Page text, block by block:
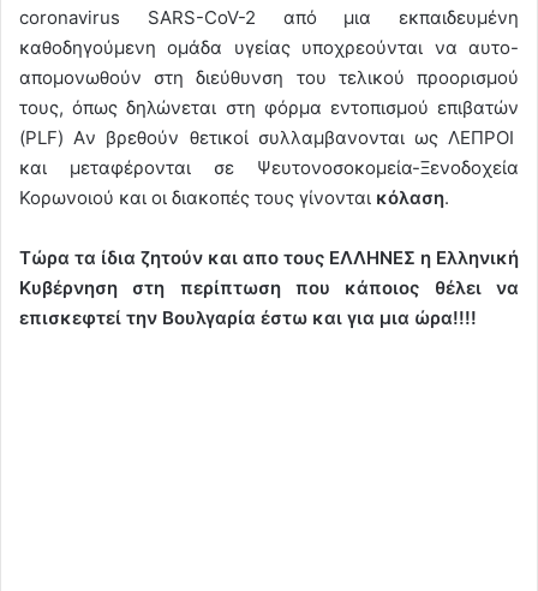
coronavirus SARS-CoV-2 από μια εκπαιδευμένη
καθοδηγούμενη ομάδα υγείας υποχρεούνται να αυτο-
απομονωθούν στη διεύθυνση του τελικού προορισμού
τους, όπως δηλώνεται στη φόρμα εντοπισμού επιβατών
(PLF) Aν βρεθούν θετικοί συλλαμβανονται ως ΛΕΠΡΟΙ
και μεταφέρονται σε Ψευτονοσοκομεία-Ξενοδοχεία
Κορωνοιού και οι διακοπές τους γίνονται κόλαση.
Τώρα τα ίδια ζητούν και απο τους ΕΛΛΗΝΕΣ η Ελληνική
Κυβέρνηση στη περίπτωση που κάποιος θέλει να
επισκεφτεί την Βουλγαρία έστω και για μια ώρα!!!!